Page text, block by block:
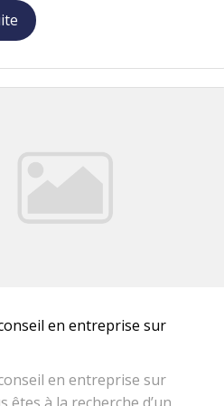
en entreprise sur
en entreprise sur